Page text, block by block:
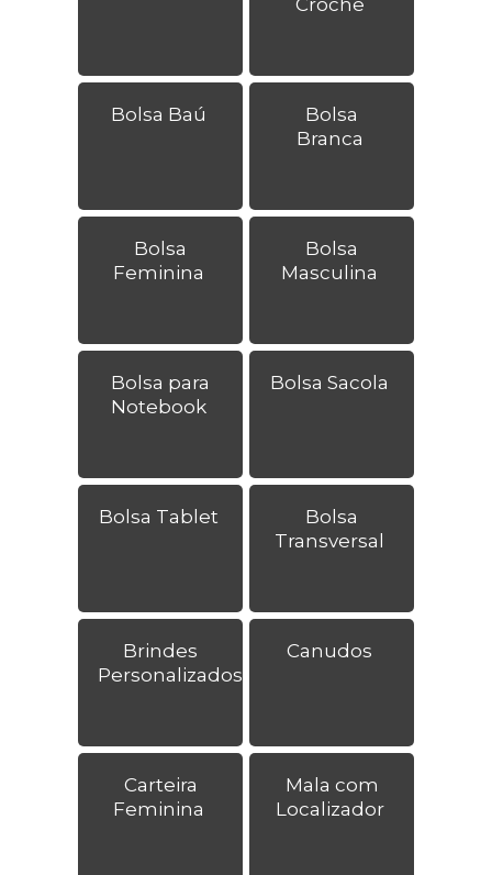
Bolsa Baú
Bolsa
Branca
Bolsa
Feminina
Bolsa
Masculina
Bolsa para
Notebook
Bolsa Sacola
Bolsa Tablet
Bolsa
Transversal
Brindes
Personalizados
Canudos
Carteira
Feminina
Mala com
Localizador